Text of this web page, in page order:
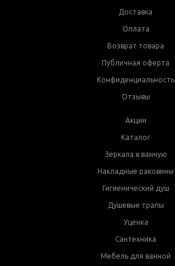
Доставка
Оплата
Возврат товара
Публичная оферта
Конфиденциальность
Отзывы
Акции
Каталог
Зеркала в ванную
Накладные раковины
Гигиенический душ
Душевые трапы
Уценка
Сантехника
Мебель для ванной